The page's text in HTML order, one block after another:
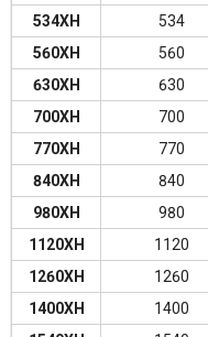
534XH
534
560XH
560
630XH
630
700XH
700
770XH
770
840XH
840
980XH
980
1120XH
1120
1260XH
1260
1400XH
1400